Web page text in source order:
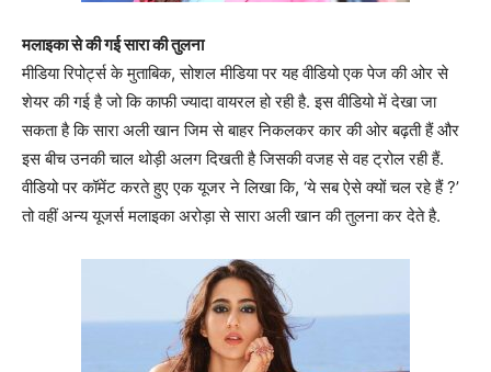
मलाइका से की गई सारा की तुलना
मीडिया रिपोर्ट्स के मुताबिक, सोशल मीडिया पर यह वीडियो एक पेज की ओर से
शेयर की गई है जो कि काफी ज्यादा वायरल हो रही है. इस वीडियो में देखा जा
सकता है कि सारा अली खान जिम से बाहर निकलकर कार की ओर बढ़ती हैं और
इस बीच उनकी चाल थोड़ी अलग दिखती है जिसकी वजह से वह ट्रोल रही हैं.
वीडियो पर कॉमेंट करते हुए एक यूजर ने लिखा कि, ‘ये सब ऐसे क्यों चल रहे हैं ?’
तो वहीं अन्य यूजर्स मलाइका अरोड़ा से सारा अली खान की तुलना कर देते है.